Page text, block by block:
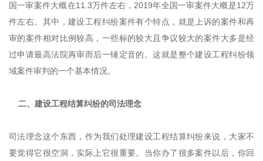
国一审案件大概在11.3万件左右，2019年全国一审案件大概是12万
件左右。其中，建设工程纠纷案件有个特点，就是上诉的案件和再
审的案件相对比例较高，一些标的较大且争议较大的案件大多是经
过申请最高法院再审而后一锤定音的。这就是整个建设工程纠纷领
域案件审判的一个基本情况。
二、建设工程结算纠纷的司法理念
司法理念这个东西，作为我们处理建设工程结算纠纷来说，大家不
要觉得它很空洞，实际上它很重要。当你办了很多案件以后，你回